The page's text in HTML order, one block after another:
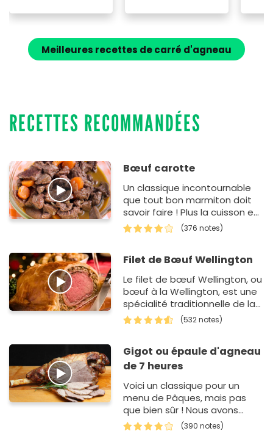
Meilleures recettes de carré d'agneau
RECETTES RECOMMANDÉES
Bœuf carotte
Un classique incontournable
que tout bon marmiton doit
savoir faire ! Plus la cuisson est
longue et lente, meilleur sera
le résultat.
(376 notes)
Filet de Bœuf Wellington
Le filet de bœuf Wellington, ou
bœuf à la Wellington, est une
spécialité traditionnelle de la
cuisine anglaise. Il s'agit d'u…
(532 notes)
Gigot ou épaule d'agneau
de 7 heures
Voici un classique pour un
menu de Pâques, mais pas
que bien sûr ! Nous avons
choisis le gigot, mais cette
préparation s'adapte à un
(390 notes)